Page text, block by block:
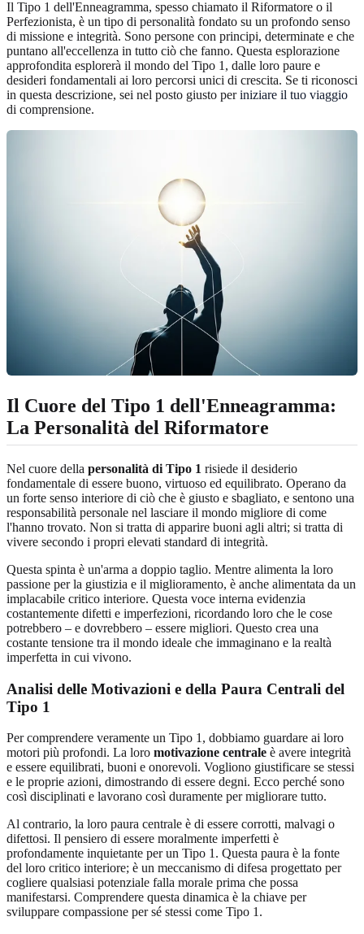
Il Tipo 1 dell'Enneagramma, spesso chiamato il Riformatore o il
Perfezionista, è un tipo di personalità fondato su un profondo senso
di missione e integrità. Sono persone con principi, determinate e che
puntano all'eccellenza in tutto ciò che fanno. Questa esplorazione
approfondita esplorerà il mondo del Tipo 1, dalle loro paure e
desideri fondamentali ai loro percorsi unici di crescita. Se ti riconosci
in questa descrizione, sei nel posto giusto periniziare il tuo viaggio
di comprensione.
Il Cuore del Tipo 1 dell'Enneagramma:
La Personalità del Riformatore
Nel cuore della personalità di Tipo 1 risiede il desiderio
fondamentale di essere buono, virtuoso ed equilibrato. Operano da
un forte senso interiore di ciò che è giusto e sbagliato, e sentono una
responsabilità personale nel lasciare il mondo migliore di come
l'hanno trovato. Non si tratta di apparire buoni agli altri; si tratta di
vivere secondo i propri elevati standard di integrità.
Questa spinta è un'arma a doppio taglio. Mentre alimenta la loro
passione per la giustizia e il miglioramento, è anche alimentata da un
implacabile critico interiore. Questa voce interna evidenzia
costantemente difetti e imperfezioni, ricordando loro che le cose
potrebbero – e dovrebbero – essere migliori. Questo crea una
costante tensione tra il mondo ideale che immaginano e la realtà
imperfetta in cui vivono.
Analisi delle Motivazioni e della Paura Centrali del
Tipo 1
Per comprendere veramente un Tipo 1, dobbiamo guardare ai loro
motori più profondi. La loro motivazione centrale è avere integrità
e essere equilibrati, buoni e onorevoli. Vogliono giustificare se stessi
e le proprie azioni, dimostrando di essere degni. Ecco perché sono
così disciplinati e lavorano così duramente per migliorare tutto.
Al contrario, la loro paura centrale è di essere corrotti, malvagi o
difettosi. Il pensiero di essere moralmente imperfetti è
profondamente inquietante per un Tipo 1. Questa paura è la fonte
del loro critico interiore; è un meccanismo di difesa progettato per
cogliere qualsiasi potenziale falla morale prima che possa
manifestarsi. Comprendere questa dinamica è la chiave per
sviluppare compassione per sé stessi come Tipo 1.